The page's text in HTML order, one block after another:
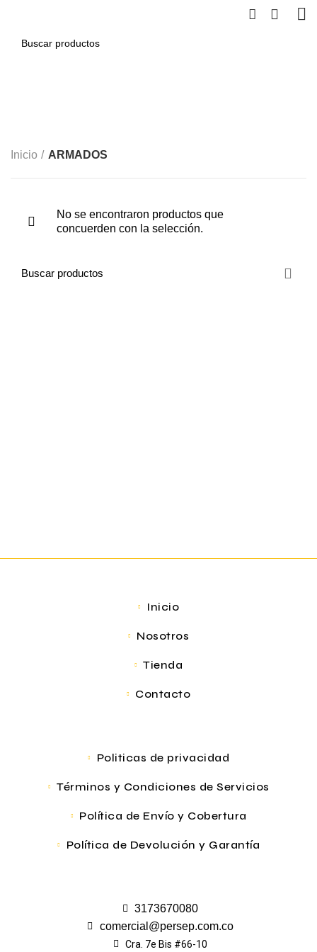
Inicio ARMADOS
No se encontraron productos que
concuerden con la selección.
Inicio
Nosotros
Tienda
Contacto
Politicas de privacidad
Términos y Condiciones de Servicios
Política de Envío y Cobertura
Política de Devolución y Garantía
3173670080
comercial@persep.com.co
Cra. 7e Bis #66-10